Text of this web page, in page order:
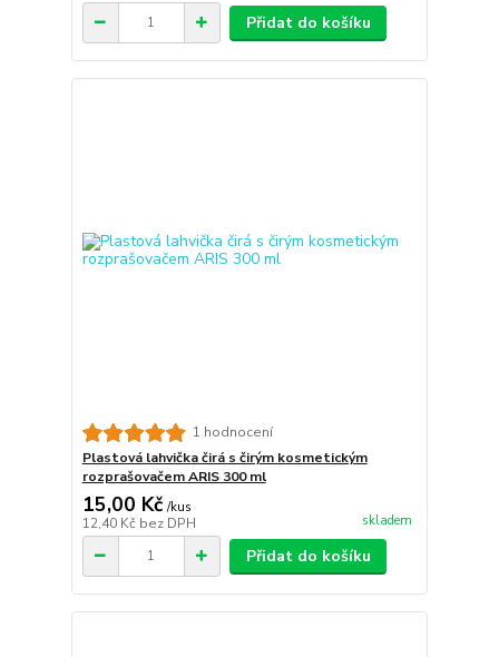
Přidat do košíku
1 hodnocení
Plastová lahvička čirá s čirým kosmetickým
rozprašovačem ARIS 300 ml
15,00 Kč /kus
12,40 Kč bez DPH skladem
Přidat do košíku